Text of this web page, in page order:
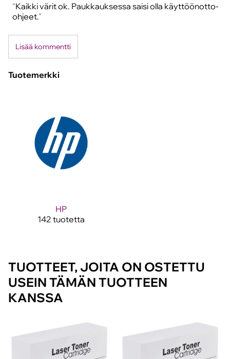
Kaikki värit ok. Paukkauksessa saisi olla käyttöönotto-
ohjeet.
Lisää kommentti
Tuotemerkki
HP
142 tuotetta
TUOTTEET, JOITA ON OSTETTU
USEIN TÄMÄN TUOTTEEN
KANSSA